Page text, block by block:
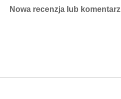
Nowa recenzja lub komentarz